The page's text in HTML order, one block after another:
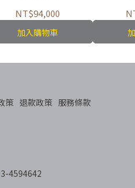
NT$94,000
加入購物車
策 退款政策 服務條款
4594642